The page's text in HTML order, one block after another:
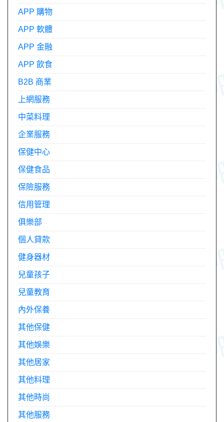
APP 購物
APP 軟體
APP 金融
APP 飲食
B2B 商業
上網服務
中菜料理
企業服務
保健中心
保健食品
保險服務
信用管理
俱樂部
個人貸款
健身器材
兒童孩子
兒童教育
內外保養
其他保健
其他娛樂
其他居家
其他料理
其他時尚
其他服務